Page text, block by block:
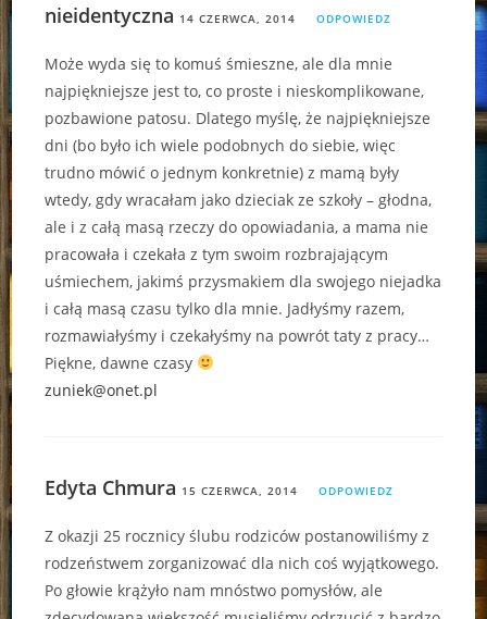
nieidentyczna 14 CZERWCA, 2014 ODPOWIEDZ
Może wyda się to komuś śmieszne, ale dla mnie
najpiękniejsze jest to, co proste i nieskomplikowane,
pozbawione patosu. Dlatego myślę, że najpiękniejsze
dni (bo było ich wiele podobnych do siebie, więc
trudno mówić o jednym konkretnie) z mamą były
wtedy, gdy wracałam jako dzieciak ze szkoły – głodna,
ale i z całą masą rzeczy do opowiadania, a mama nie
pracowała i czekała z tym swoim rozbrajającym
uśmiechem, jakimś przysmakiem dla swojego niejadka
i całą masą czasu tylko dla mnie. Jadłyśmy razem,
rozmawiałyśmy i czekałyśmy na powrót taty z pracy…
Piękne, dawne czasy
zuniek@onet.pl
Edyta Chmura 15 CZERWCA, 2014 ODPOWIEDZ
Z okazji 25 rocznicy ślubu rodziców postanowiliśmy z
rodzeństwem zorganizować dla nich coś wyjątkowego.
Po głowie krążyło nam mnóstwo pomysłów, ale